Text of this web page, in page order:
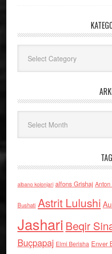
albano kolonjari alfons Grishaj Anton
Bushati Astrit Lulushi
Jashari Beqir
Buçpapaj Elmi Berisha Enver